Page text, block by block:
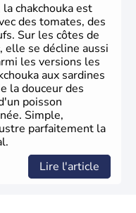
chakchouka est
des tomates, des
Sur les côtes de
elle se décline aussi
les versions les
aux sardines
la douceur des
poisson
Simple,
parfaitement la
Lire l'article